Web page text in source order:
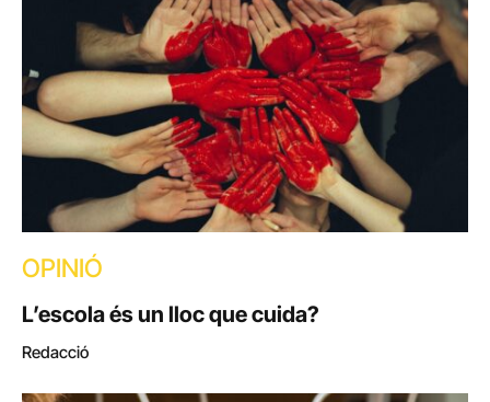
OPINIÓ
L’escola és un lloc que cuida?
Redacció